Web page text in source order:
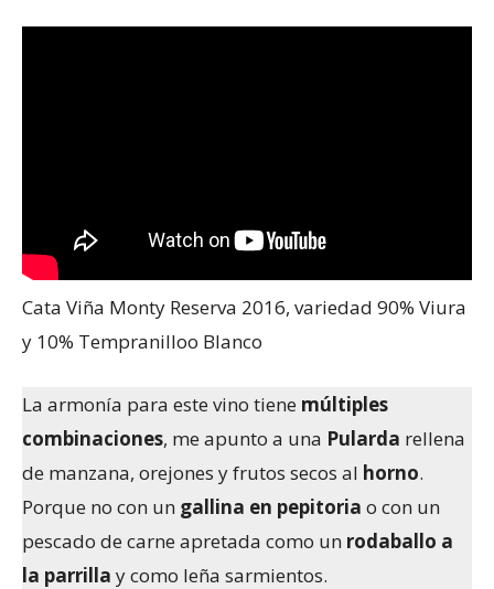
Cata Viña Monty Reserva 2016, variedad 90% Viura
y 10% Tempranilloo Blanco
La armonía para este vino tiene múltiples
combinaciones, me apunto a una Pularda rellena
de manzana, orejones y frutos secos al horno.
Porque no con un gallina en pepitoria o con un
pescado de carne apretada como un rodaballo a
la parrilla y como leña sarmientos.